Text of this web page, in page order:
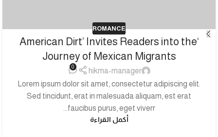
ROMANCE
‘American Dirt’ Invites Readers into the
Journey of Mexican Migrants
hikma-manager
0
Lorem ipsum dolor sit amet, consectetur adipiscing elit.
Sed tincidunt, erat in malesuada aliquam, est erat
faucibus purus, eget viverr...
أكمل القراءة